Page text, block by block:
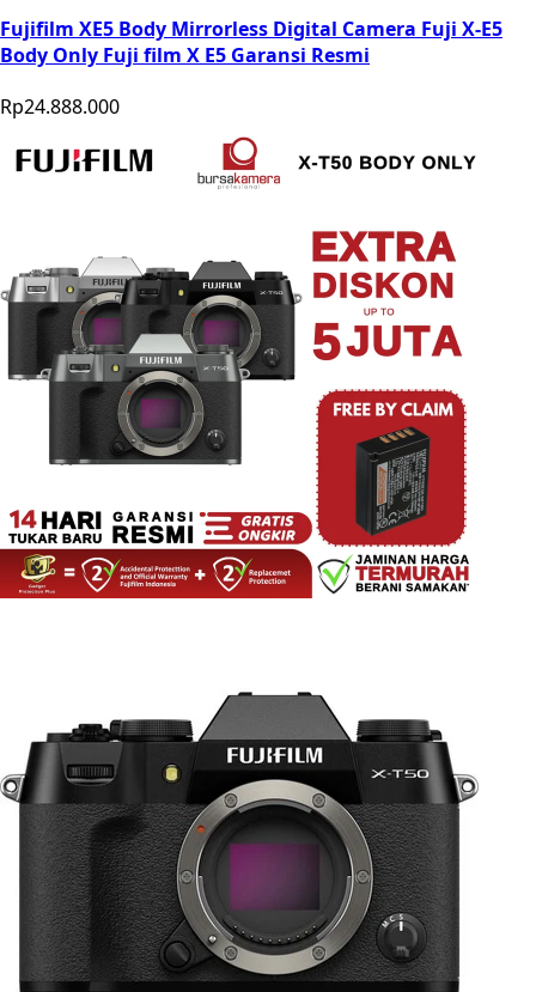
Fujifilm XE5 Body Mirrorless Digital Camera Fuji X-E5
Body Only Fuji film X E5 Garansi Resmi
Rp24.888.000